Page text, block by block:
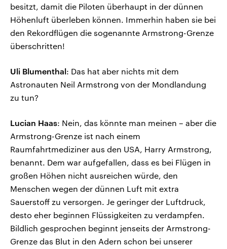
besitzt, damit die Piloten überhaupt in der dünnen
Höhenluft überleben können. Immerhin haben sie bei
den Rekordflügen die sogenannte Armstrong-Grenze
überschritten!
Uli Blumenthal: Das hat aber nichts mit dem
Astronauten Neil Armstrong von der Mondlandung
zu tun?
Lucian Haas: Nein, das könnte man meinen – aber die
Armstrong-Grenze ist nach einem
Raumfahrtmediziner aus den USA, Harry Armstrong,
benannt. Dem war aufgefallen, dass es bei Flügen in
großen Höhen nicht ausreichen würde, den
Menschen wegen der dünnen Luft mit extra
Sauerstoff zu versorgen. Je geringer der Luftdruck,
desto eher beginnen Flüssigkeiten zu verdampfen.
Bildlich gesprochen beginnt jenseits der Armstrong-
Grenze das Blut in den Adern schon bei unserer